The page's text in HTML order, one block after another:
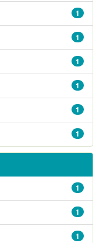
1
1
1
1
1
1
1
1
1